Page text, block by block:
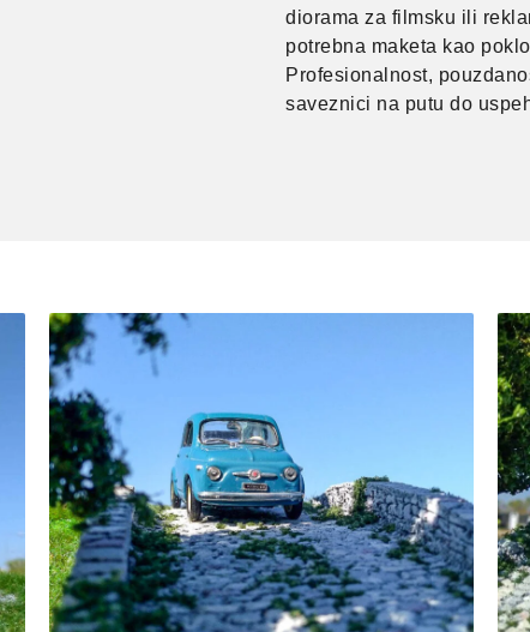
diorama za filmsku ili
potrebna maketa kao
Profesionalnost,
saveznici na putu do